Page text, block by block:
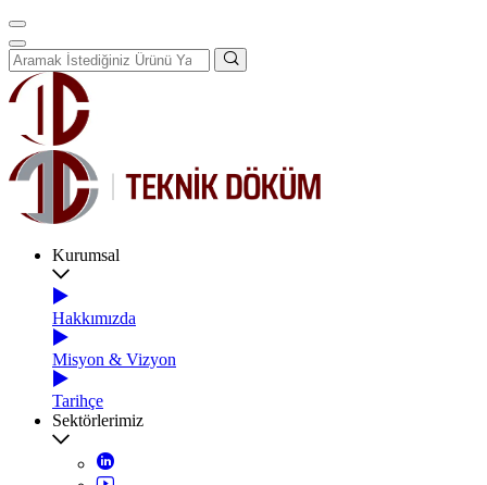
Kurumsal
Hakkımızda
Misyon & Vizyon
Tarihçe
Sektörlerimiz